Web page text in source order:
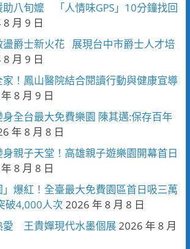
助八旬嬤 「人情味GPS」10分鐘找回
月 9 日
盪爵士新火花 展現台中市爵士人才培
月 9 日
！鳳山醫院結合閱讀行動與健康宣導
8 月 9 日
全台最大免費樂園 陳其邁:保存百年
年 8 月 8 日
身親子天堂！高雄親子遊樂園開幕首日
8 月 8 日
」爆紅！全臺最大免費園區首日吸三萬
破4,000人次 2026 年 8 月 8 日
愛 王貴嬋現代水墨個展2026 年 8 月